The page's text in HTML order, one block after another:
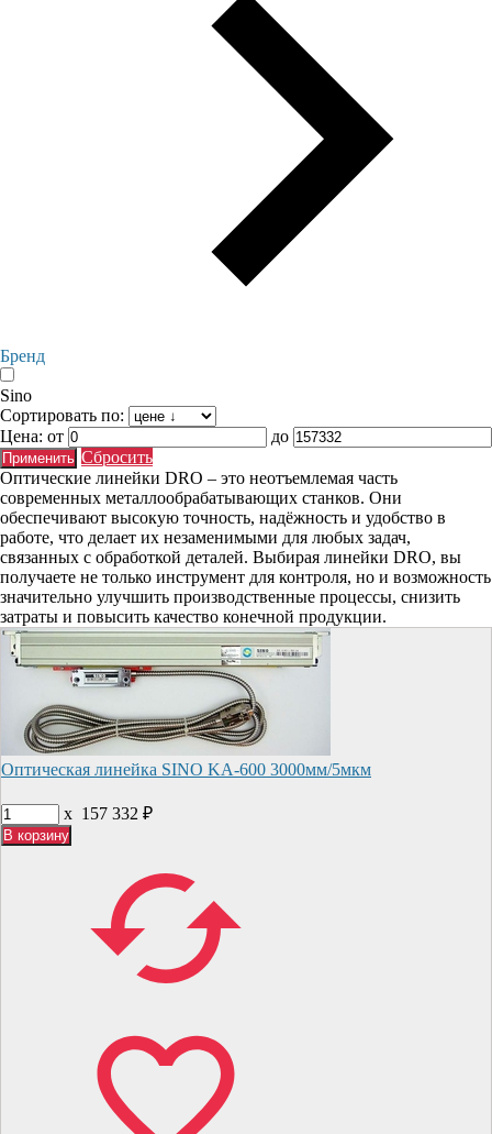
Бренд
Sino
Сортировать по:
Цена: от
до
Сбросить
Оптические линейки DRO – это неотъемлемая часть
современных металлообрабатывающих станков. Они
обеспечивают высокую точность, надёжность и удобство в
работе, что делает их незаменимыми для любых задач,
связанных с обработкой деталей. Выбирая линейки DRO, вы
получаете не только инструмент для контроля, но и возможность
значительно улучшить производственные процессы, снизить
затраты и повысить качество конечной продукции.
Оптическая линейка SINO KA-600 3000мм/5мкм
x 157 332 ₽